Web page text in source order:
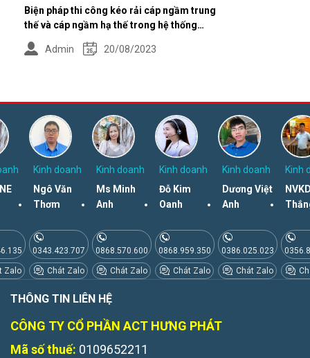
Biện pháp thi công kéo rải cáp ngầm trung
thế và cáp ngầm hạ thế trong hệ thống
điện
Admin
20/08/2023
Zalo
Kinh doanh
Ngô Văn
Thơm
0343.423.707
Chát Zalo
Kinh doanh
Ms Minh
Anh
0868.570.600
Chát Zalo
Kinh doanh
Đỗ Kim
Oanh
0868.959.350
Chát Zalo
Kinh doanh
Dương Việt
Anh
0386.025.023
Chát Zalo
Kinh
THÔNG TIN LIÊN HỆ
CÔNG TY CỔ PHẦN ACT HƯNG PHÁT
Mã số thuế: 0109652211